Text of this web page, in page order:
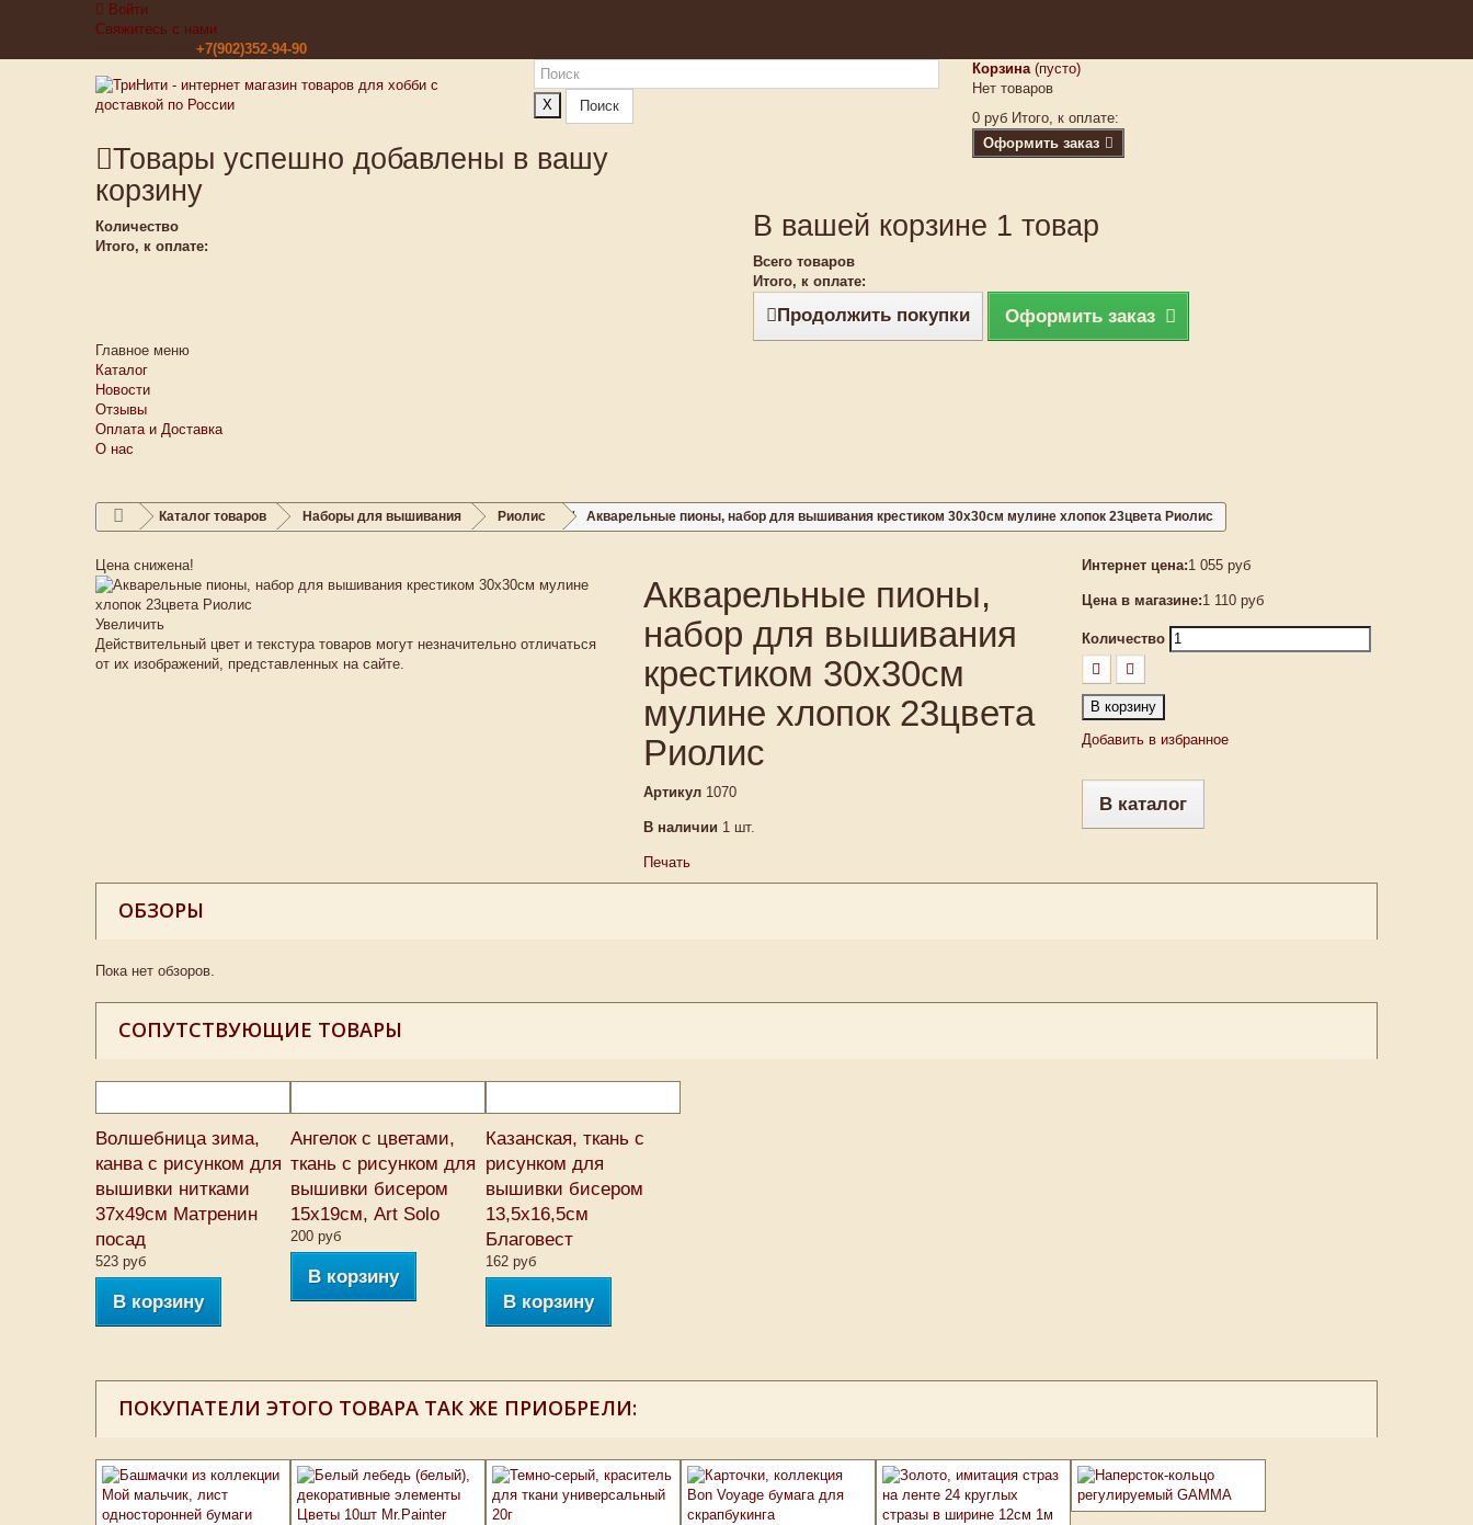
Войти
Свяжитесь с нами
+7(902)352-94-90
X Поиск
Корзина (пусто)
Нет товаров
0 руб Итого, к оплате:
Оформить заказ
Товары успешно добавлены в вашу
корзину
Количество
Итого, к оплате:
В вашей корзине 1 товар
Всего товаров
Итого, к оплате:
Продолжить покупки Оформить заказ
Главное меню
Каталог
Новости
Отзывы
Оплата и Доставка
О нас
Каталог товаров Наборы для вышивания Риолис Акварельные пионы, набор для вышивания крестиком 30х30см мулине хлопок 23цвета Риолис
Цена снижена!
Увеличить
Действительный цвет и текстура товаров могут незначительно отличаться
от их изображений, представленных на сайте.
Акварельные пионы,
набор для вышивания
крестиком 30х30см
мулине хлопок 23цвета
Риолис
Артикул 1070
В наличии 1 шт.
Печать
Интернет цена:1 055 руб
Цена в магазине:1 110 руб
Количество
В корзину
Добавить в избранное
В каталог
ОБЗОРЫ
Пока нет обзоров.
СОПУТСТВУЮЩИЕ ТОВАРЫ
Волшебница зима,
канва с рисунком для
вышивки нитками
37х49см Матренин
посад
523 руб
В корзину
Ангелок с цветами,
ткань с рисунком для
вышивки бисером
15х19см, Art Solo
200 руб
В корзину
Казанская, ткань с
рисунком для
вышивки бисером
13,5х16,5см
Благовест
162 руб
В корзину
ПОКУПАТЕЛИ ЭТОГО ТОВАРА ТАК ЖЕ ПРИОБРЕЛИ: